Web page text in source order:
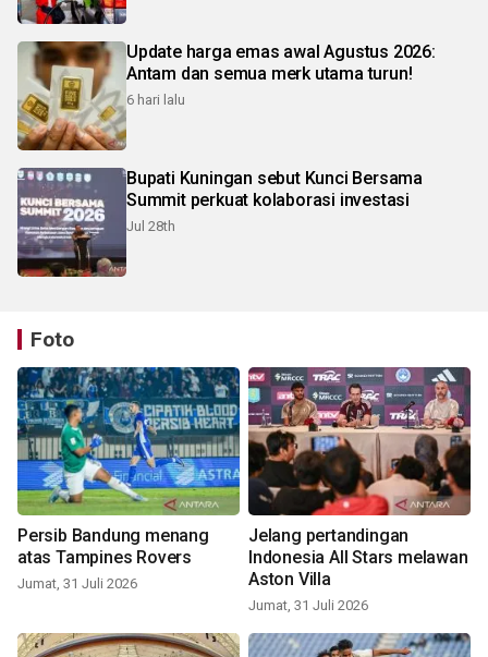
Update harga emas awal Agustus 2026:
Antam dan semua merk utama turun!
6 hari lalu
Bupati Kuningan sebut Kunci Bersama
Summit perkuat kolaborasi investasi
Jul 28th
Foto
Persib Bandung menang
atas Tampines Rovers
Jumat, 31 Juli 2026
Jelang pertandingan
Indonesia All Stars melawan
Aston Villa
Jumat, 31 Juli 2026